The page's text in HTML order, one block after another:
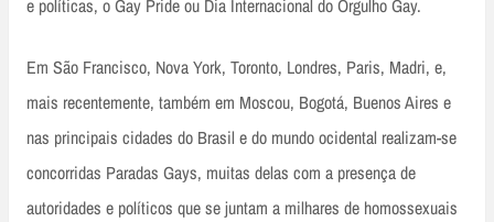
e políticas, o Gay Pride ou Dia Internacional do Orgulho Gay.
Em São Francisco, Nova York, Toronto, Londres, Paris, Madri, e,
mais recentemente, também em Moscou, Bogotá, Buenos Aires e
nas principais cidades do Brasil e do mundo ocidental realizam-se
concorridas Paradas Gays, muitas delas com a presença de
autoridades e políticos que se juntam a milhares de homossexuais